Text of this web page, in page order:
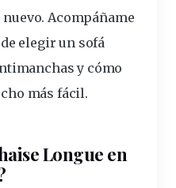
Acompáñame
de elegir un sofá
y cómo
más fácil.
Longue en